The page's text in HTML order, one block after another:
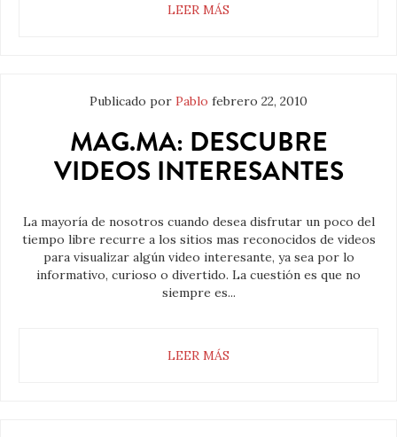
LEER MÁS
Publicado por Pablo febrero 22, 2010
MAG.MA: DESCUBRE
VIDEOS INTERESANTES
La mayoría de nosotros cuando desea disfrutar un poco del
tiempo libre recurre a los sitios mas reconocidos de videos
para visualizar algún video interesante, ya sea por lo
informativo, curioso o divertido. La cuestión es que no
siempre es...
LEER MÁS